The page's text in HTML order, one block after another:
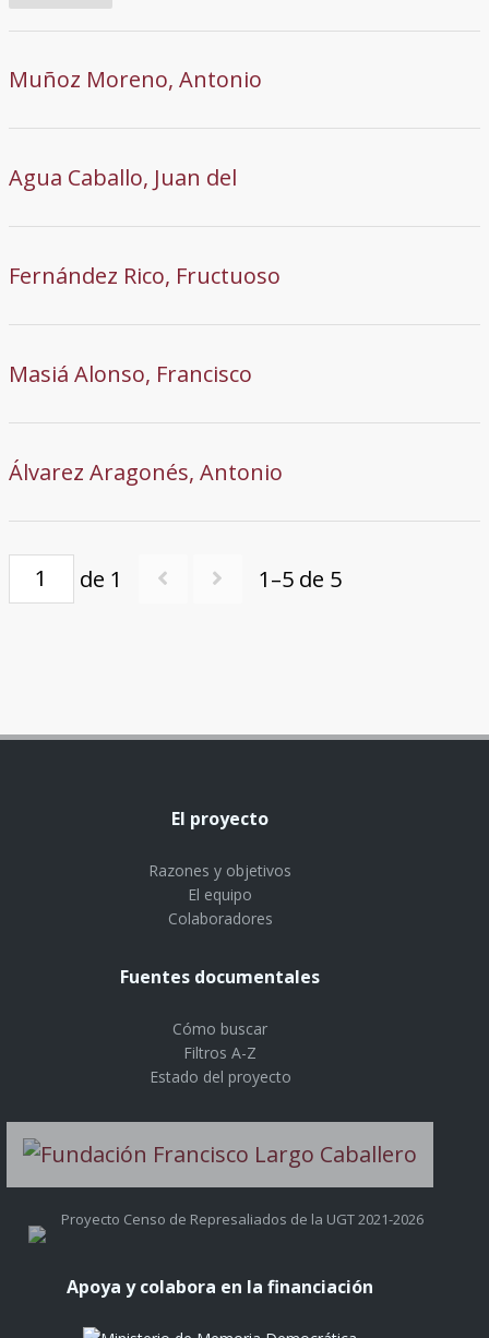
Muñoz Moreno, Antonio
Agua Caballo, Juan del
Fernández Rico, Fructuoso
Masiá Alonso, Francisco
Álvarez Aragonés, Antonio
de 1 1–5 de 5
El proyecto
Razones y objetivos
El equipo
Colaboradores
Fuentes documentales
Cómo buscar
Filtros A-Z
Estado del proyecto
Proyecto Censo de Represaliados de la UGT 2021-2026
Apoya y colabora en la financiación